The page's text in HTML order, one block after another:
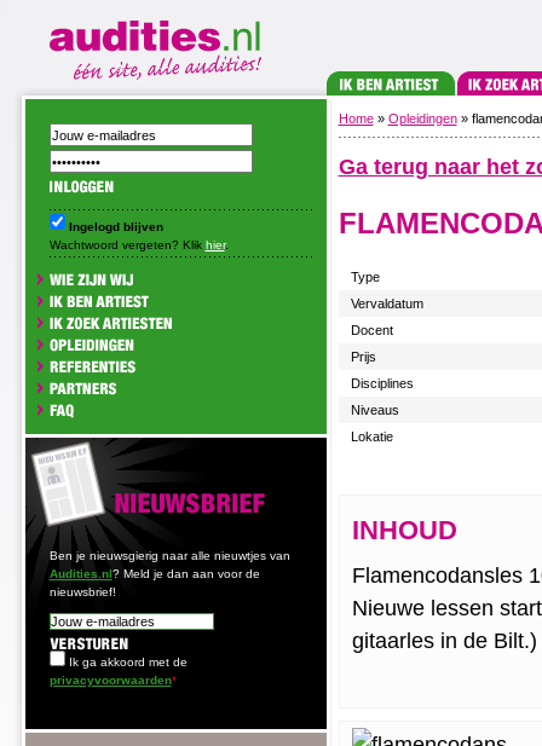
Ingelogd blijven
Wachtwoord vergeten? Klik hier.
Ben je nieuwsgierig naar alle nieuwtjes van
Audities.nl? Meld je dan aan voor de
nieuwsbrief!
Ik ga akkoord met de
privacyvoorwaarden*
Home » Opleidingen »
Ga terug naar het
Type
Vervaldatum
Docent
Prijs
Disciplines
Niveaus
Lokatie
INHOUD
Flamencodansles
Nieuwe lessen
gitaarles in de